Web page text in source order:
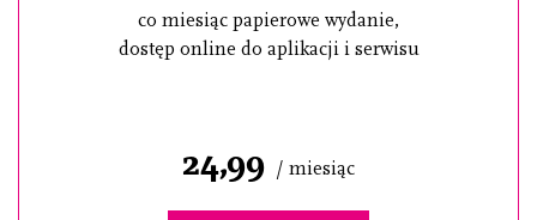
co miesiąc papierowe wydanie,
dostęp online do aplikacji i serwisu
24,99 / miesiąc